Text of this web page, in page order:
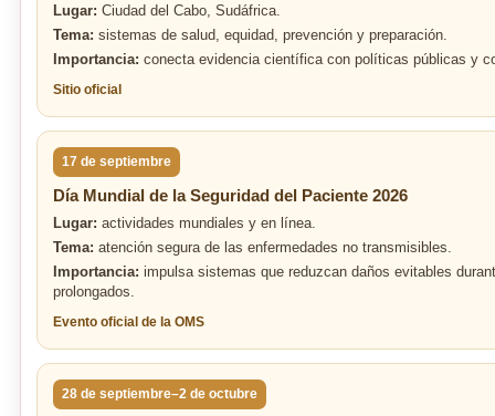
Lugar: Ciudad del Cabo, Sudáfrica.
Tema: sistemas de salud, equidad, prevención y preparación.
Importancia: conecta evidencia científica con políticas públicas y
Sitio oficial
17 de septiembre
Día Mundial de la Seguridad del Paciente 2026
Lugar: actividades mundiales y en línea.
Tema: atención segura de las enfermedades no transmisibles.
Importancia: impulsa sistemas que reduzcan daños evitables
prolongados.
Evento oficial de la OMS
28 de septiembre–2 de octubre